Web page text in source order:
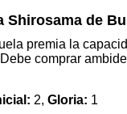
Shirosama de
premia la
comprar
2, Gloria: 1